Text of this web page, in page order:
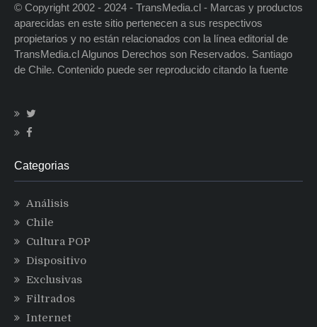
© Copyright 2002 - 2024 - TransMedia.cl - Marcas y productos
aparecidas en este sitio pertenecen a sus respectivos
propietarios y no están relacionados con la línea editorial de
TransMedia.cl Algunos Derechos son Reservados. Santiago
de Chile. Contenido puede ser reproducido citando la fuente
Categorias
Análisis
Chile
Cultura POP
Dispositivo
Exclusivas
Filtrados
Internet